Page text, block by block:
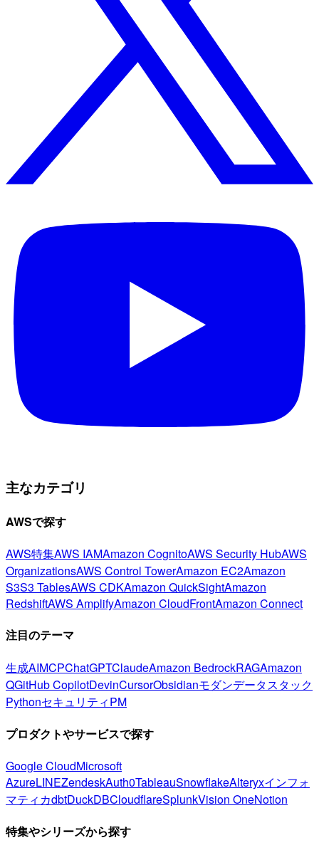
主なカテゴリ
AWSで探す
AWS特集AWS IAMAmazon CognitoAWS Security HubAWS
OrganizationsAWS Control TowerAmazon EC2Amazon
S3S3 TablesAWS CDKAmazon QuickSightAmazon
RedshiftAWS AmplifyAmazon CloudFrontAmazon Connect
注目のテーマ
生成AIMCPChatGPTClaudeAmazon BedrockRAGAmazon
QGitHub CopilotDevinCursorObsidianモダンデータスタック
PythonセキュリティPM
プロダクトやサービスで探す
Google CloudMicrosoft
AzureLINEZendeskAuth0TableauSnowflakeAlteryxインフォ
マティカdbtDuckDBCloudflareSplunkVision OneNotion
特集やシリーズから探す